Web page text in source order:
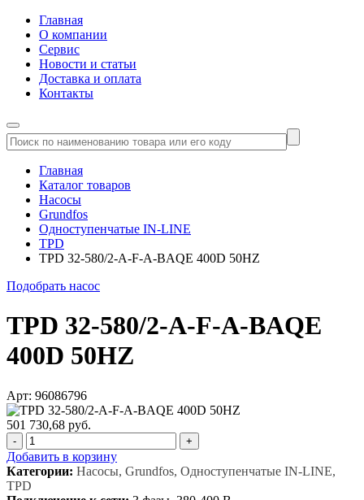
Главная
О компании
Сервис
Новости и статьи
Доставка и оплата
Контакты
Главная
Каталог товаров
Насосы
Grundfos
Одноступенчатые IN-LINE
TPD
TPD 32-580/2-A-F-A-BAQE 400D 50HZ
Подобрать насос
TPD 32-580/2-A-F-A-BAQE
400D 50HZ
Арт: 96086796
501 730,68 руб.
- +
Добавить в корзину
Категории: Насосы, Grundfos, Одноступенчатые IN-LINE,
TPD